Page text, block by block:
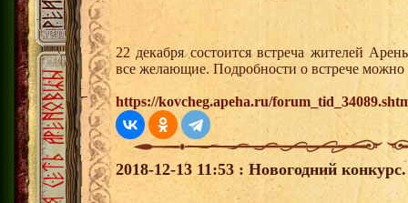
22 декабря состоится встреча жителей
все желающие. Подробности о встрече можно
https://kovcheg.apeha.ru/
2018-12-13 11:53 : Новогодний конкурс.